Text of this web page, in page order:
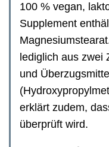
100 % vegan,
Supplement
lediglich aus zwei
und Überzugsmittel
erklärt zudem,
überprüft wird.